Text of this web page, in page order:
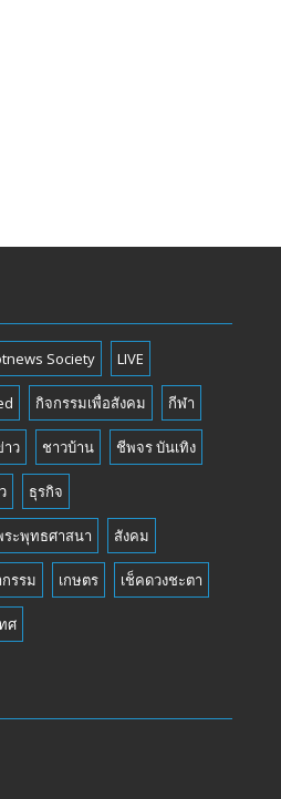
Society LIVE
กิจกรรมเพื่อสังคม กีฬา
ว ชาวบ้าน ชีพจร บันเทิง
ธุรกิจ
ระพุทธศาสนา สังคม
รรม เกษตร เช็คดวงชะตา
ศ